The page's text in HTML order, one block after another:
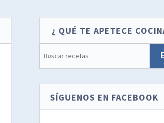
¿ QUÉ TE APETECE
SÍGUENOS EN FACEBOOK